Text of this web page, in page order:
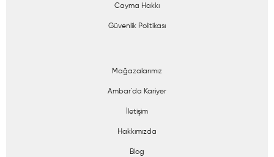
Cayma Hakkı
Güvenlik Politikası
Mağazalarımız
Ambar'da Kariyer
İletişim
Hakkımızda
Blog